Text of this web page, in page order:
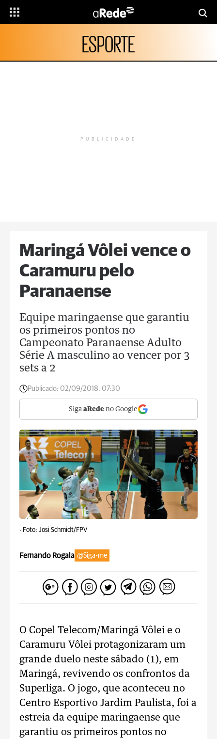
ESPORTE
PUBLICIDADE
Maringá Vôlei vence o
Caramuru pelo
Paranaense
Equipe maringaense que garantiu
os primeiros pontos no
Campeonato Paranaense Adulto
Série A masculino ao vencer por 3
sets a 2
Publicado: 02/09/2018, 07:30
Siga aRede no Google
- Foto: Josi Schmidt/FPV
Fernando Rogala @Siga-me
O Copel Telecom/Maringá Vôlei e o
Caramuru Vôlei protagonizaram um
grande duelo neste sábado (1), em
Maringá, revivendo os confrontos da
Superliga. O jogo, que aconteceu no
Centro Esportivo Jardim Paulista, foi a
estreia da equipe maringaense que
garantiu os primeiros pontos no